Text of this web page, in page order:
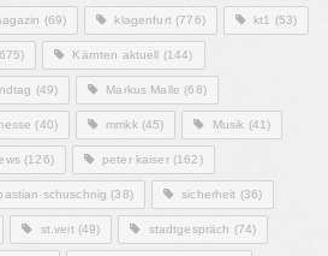
(69) klagenfurt(776) kt1 (53)
Kärnten aktuell (144)
(49) Markus Malle (68)
(40) mmkk(45) Musik (41)
(126) peter kaiser(162)
schuschnig (38) sicherheit (36)
st.veit(49) stadtgespräch (74)